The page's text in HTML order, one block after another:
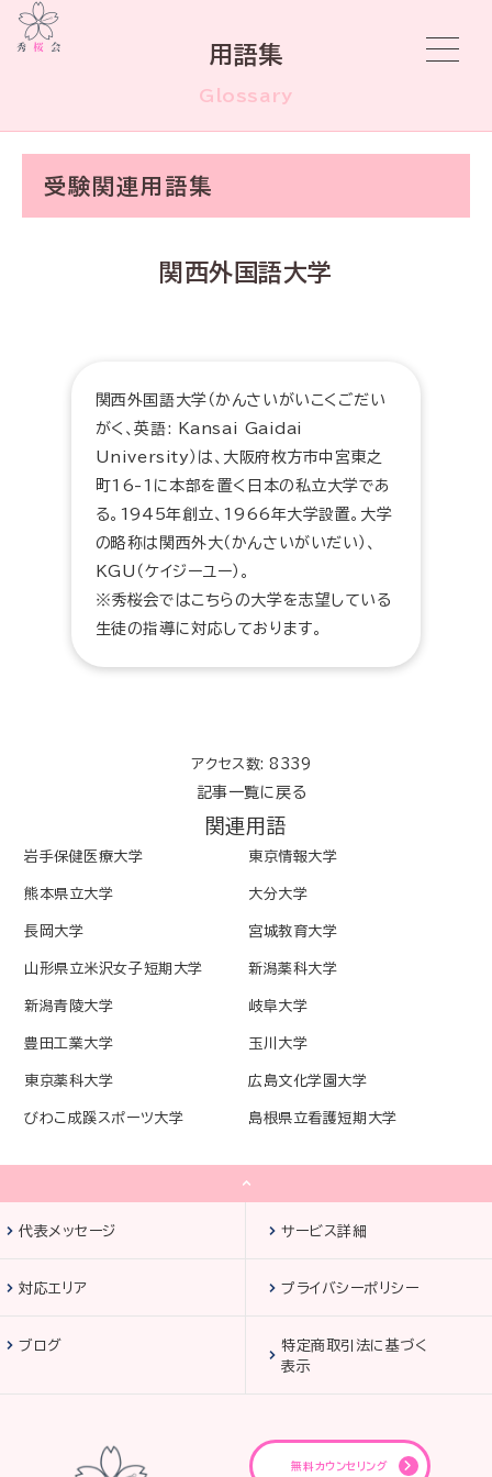
用語集
Glossary
受験関連用語集
関西外国語大学
関西外国語大学（かんさいがいこくごだい
がく、英語: Kansai Gaidai
University）は、大阪府枚方市中宮東之
町16-1に本部を置く日本の私立大学であ
る。1945年創立、1966年大学設置。大学
の略称は関西外大（かんさいがいだい）、
KGU（ケイジーユー）。
※秀桜会ではこちらの大学を志望している
生徒の指導に対応しております。
アクセス数: 8339
記事一覧に戻る
関連用語
岩手保健医療大学 東京情報大学
熊本県立大学 大分大学
長岡大学 宮城教育大学
山形県立米沢女子短期大学 新潟薬科大学
新潟青陵大学 岐阜大学
豊田工業大学 玉川大学
東京薬科大学 広島文化学園大学
びわこ成蹊スポーツ大学 島根県立看護短期大学
代表メッセージ サービス詳細
対応エリア プライバシーポリシー
ブログ
特定商取引法に基づく
表示
無料カウンセリング